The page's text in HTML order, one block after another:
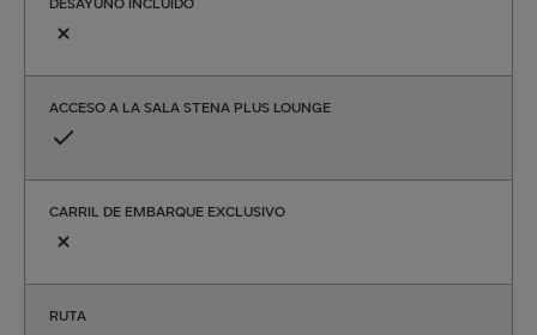
DESAYUNO INCLUIDO
ACCESO A LA SALA STENA PLUS LOUNGE
CARRIL DE EMBARQUE EXCLUSIVO
RUTA